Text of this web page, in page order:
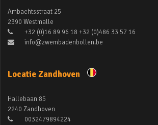
Ambachtsstraat 25
2390 Westmalle
+32 (0)16 89 96 18 +32 (0)486 33 57 16
info@zwembadenbollen.be
Locatie Zandhoven
Hallebaan 85
2240 Zandhoven
0032479894224